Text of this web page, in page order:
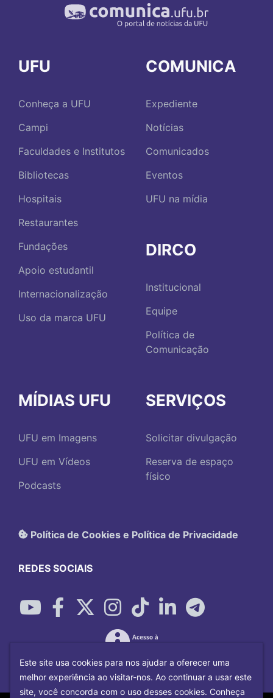
UFU
Conheça a UFU
Campi
Faculdades e Institutos
Bibliotecas
Hospitais
Restaurantes
Fundações
Apoio estudantil
Internacionalização
Uso da marca UFU
COMUNICA
Expediente
Notícias
Comunicados
Eventos
UFU na mídia
DIRCO
Institucional
Equipe
Política de
Comunicação
MÍDIAS UFU
UFU em Imagens
UFU em Vídeos
Podcasts
SERVIÇOS
Solicitar divulgação
Reserva de espaço
físico
Política de Cookies e Política de Privacidade
REDES SOCIAIS
Este site usa cookies para nos ajudar a oferecer uma
melhor experiência ao visitar-nos. Ao continuar a usar este
site, você concorda com o uso desses cookies. Conheça